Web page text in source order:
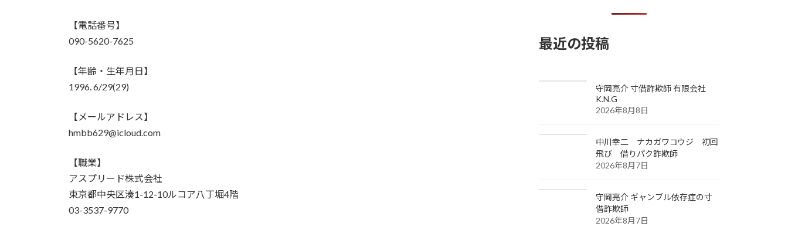
【電話番号】
090-5620-7625
【年齢・生年月日】
1996. 6/29(29)
【メールアドレス】
hmbb629@icloud.com
【職業】
アスプリード株式会社
東京都中央区湊1-12-10ルコア八丁堀4階
03-3537-9770
最近の投稿
守岡亮介 寸借詐欺師 有限会社
K.N.G
2026年8月8日
中川幸二 ナカガワコウジ 初回
飛び 借りパク詐欺師
2026年8月7日
守岡亮介 ギャンブル依存症の寸
借詐欺師
2026年8月7日